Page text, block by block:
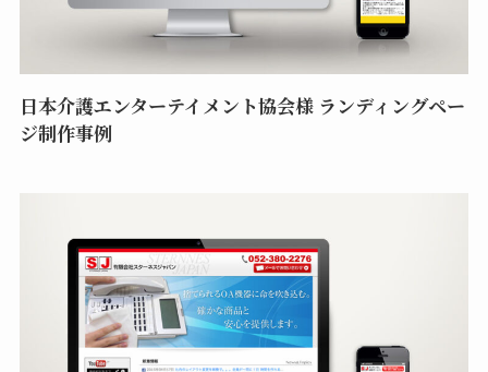
日本介護エンターテイメント協会様 ランディングペー
ジ制作事例